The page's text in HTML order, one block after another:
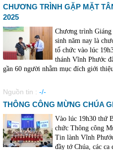
CHƯƠNG TRÌNH GẶP MẶT
2025
Chương trình
sinh năm nay là
tổ chức vào lúc
thánh Vĩnh Phước
gần 60 người nhằm mục đích giới
Nguồn tin : -/-
THÔNG CÔNG MỪNG CHÚA
Vào lúc 19h30 thứ
chức Thông công
Tin lành Vĩnh
đầy tớ Chúa, các ca